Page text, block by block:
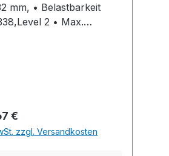
2 • Max.
€
zzgl. Versandkosten